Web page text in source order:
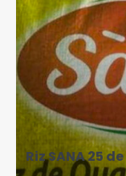
Riz SANA 25